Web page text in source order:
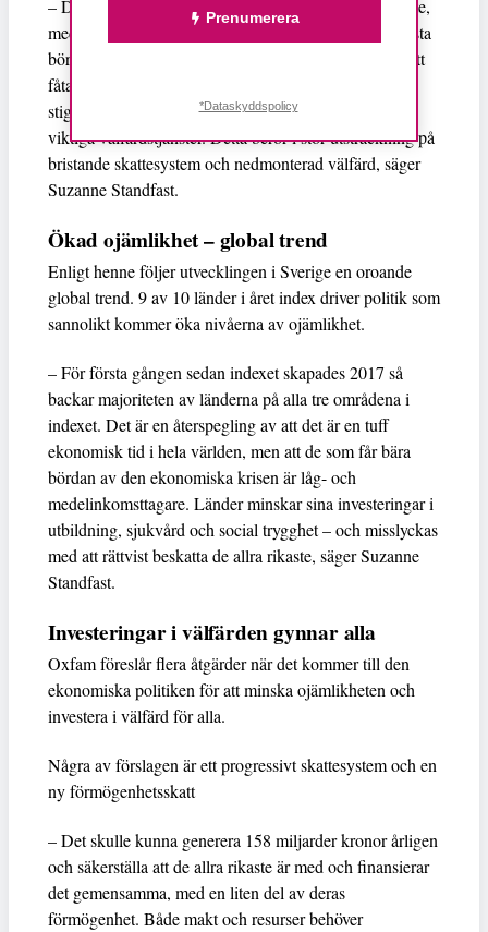
– Den nuvarande skattepolitiken gynnar de allra rikaste,
medan de som lever i fattigdom behöver bära den största
bördan. Det leder till att resurserna koncentreras hos ett
fåtal, samtidigt som vanliga medborgare kämpar med
stigande levnadskostnader och minskad tillgång till
viktiga välfärdstjänster. Detta beror i stor utsträckning på
bristande skattesystem och nedmonterad välfärd, säger
Suzanne Standfast.
Ökad ojämlikhet – global trend
Enligt henne följer utvecklingen i Sverige en oroande
global trend. 9 av 10 länder i året index driver politik som
sannolikt kommer öka nivåerna av ojämlikhet.
– För första gången sedan indexet skapades 2017 så
backar majoriteten av länderna på alla tre områdena i
indexet. Det är en återspegling av att det är en tuff
ekonomisk tid i hela världen, men att de som får bära
bördan av den ekonomiska krisen är låg- och
medelinkomsttagare. Länder minskar sina investeringar i
utbildning, sjukvård och social trygghet – och misslyckas
med att rättvist beskatta de allra rikaste, säger Suzanne
Standfast.
Investeringar i välfärden gynnar alla
Oxfam föreslår flera åtgärder när det kommer till den
ekonomiska politiken för att minska ojämlikheten och
investera i välfärd för alla.
Några av förslagen är ett progressivt skattesystem och en
ny förmögenhetsskatt
– Det skulle kunna generera 158 miljarder kronor årligen
och säkerställa att de allra rikaste är med och finansierar
det gemensamma, med en liten del av deras
förmögenhet. Både makt och resurser behöver
Prenumerera
*Dataskyddspolicy